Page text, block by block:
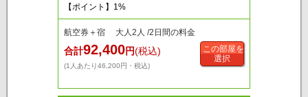
【ポイント】1%
航空券＋宿 大人2人 /2日間の料金
合計92,400円(税込)
(1人あたり46,200円・税込)
この部屋を
選択